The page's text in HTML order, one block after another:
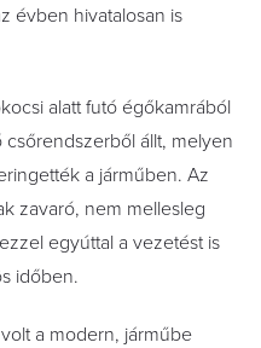
évben hivatalosan is
alatt futó égőkamrából
állt, melyen
a járműben. Az
zavaró, nem mellesleg
egyúttal a vezetést is
időben.
a modern, járműbe